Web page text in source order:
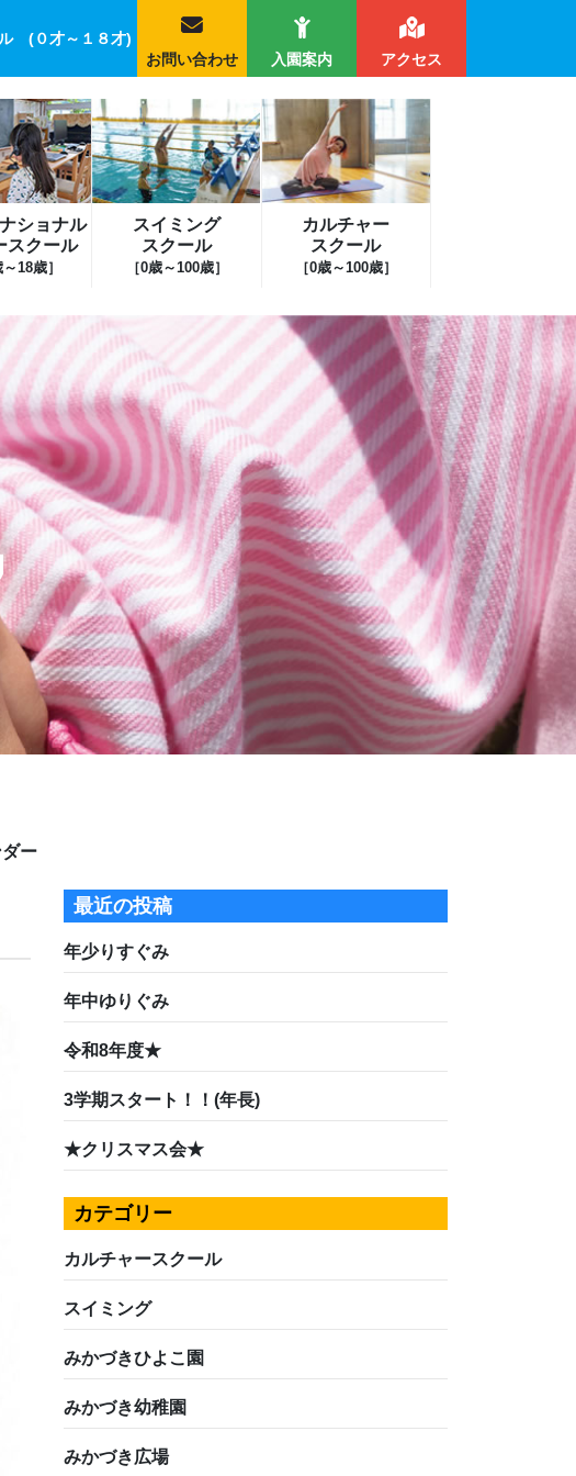
(０才～１８才)
お問い合わせ
入園案内 アクセス
ショナル
スクール
～18歳］
スイミング
スクール
［0歳～100歳］
カルチャー
スクール
［0歳～100歳］
ー
最近の投稿
年少りすぐみ
年中ゆりぐみ
令和8年度★
3学期スタート！！(年長)
★クリスマス会★
カテゴリー
カルチャースクール
スイミング
みかづきひよこ園
みかづき幼稚園
みかづき広場